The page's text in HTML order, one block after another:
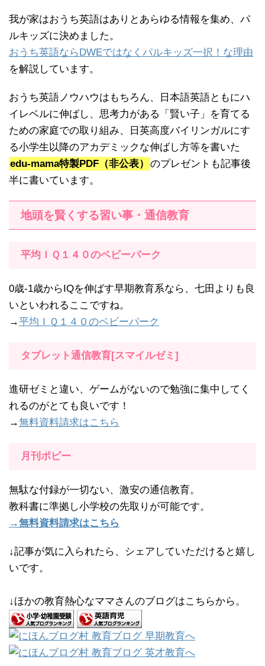
我が家はおうち英語はありとあらゆる情報を集め、パ
ルキッズに決めました。
おうち英語ならDWEではなくパルキッズ一択！な理由
を解説しています。
おうち英語ノウハウはもちろん、日本語英語ともにハ
イレベルに伸ばし、思考力がある「賢い子」を育てる
ための家庭での取り組み、日英高度バイリンガルにす
る小学生以降のアカデミックな伸ばし方等を書いた
edu-mama特製PDF（非公表）
のプレゼントも記事後
半に書いています。
地頭を賢くする習い事・通信教育
平均ＩＱ１４０のベビーパーク
0歳-1歳からIQを伸ばす早期教育系なら、七田よりも良
いといわれるここですね。
→平均ＩＱ１４０のベビーパーク
タブレット通信教育[スマイルゼミ]
進研ゼミと違い、ゲームがないので勉強に集中してく
れるのがとても良いです！
→無料資料請求はこちら
月刊ポピー
無駄な付録が一切ない、激安の通信教育。
教科書に準拠し小学校の先取りが可能です。
→無料資料請求はこちら
↓記事が気に入られたら、シェアしていただけると嬉し
いです。
↓ほかの教育熱心なママさんのブログはこちらから。